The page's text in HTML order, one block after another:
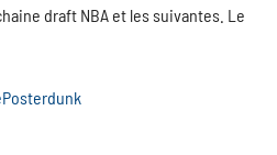
draft NBA et les suivantes. Le